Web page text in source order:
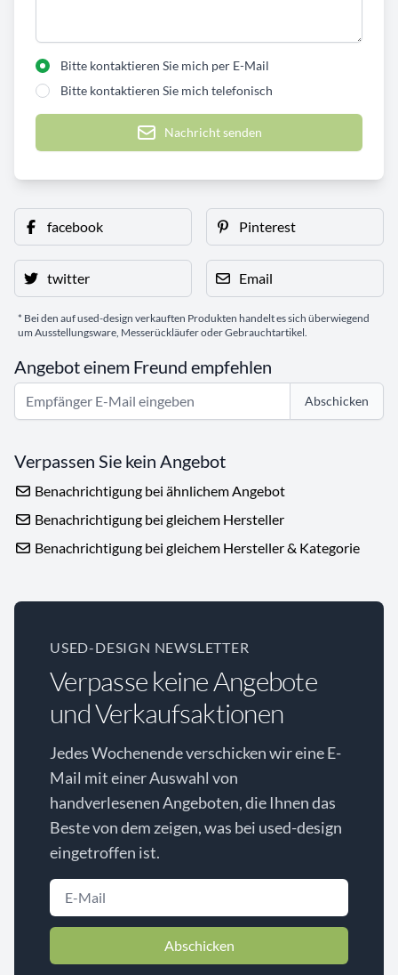
Bitte kontaktieren Sie mich per E-Mail
Bitte kontaktieren Sie mich telefonisch
Nachricht senden
facebook Pinterest
twitter Email
* Bei den auf used-design verkauften Produkten handelt es sich überwiegend
um Ausstellungsware, Messerückläufer oder Gebrauchtartikel.
Angebot einem Freund empfehlen
Abschicken
Verpassen Sie kein Angebot
Benachrichtigung bei ähnlichem Angebot
Benachrichtigung bei gleichem Hersteller
Benachrichtigung bei gleichem Hersteller & Kategorie
USED-DESIGN NEWSLETTER
Verpasse keine Angebote
und Verkaufsaktionen
Jedes Wochenende verschicken wir eine E-
Mail mit einer Auswahl von
handverlesenen Angeboten, die Ihnen das
Beste von dem zeigen, was bei used-design
eingetroffen ist.
Abschicken